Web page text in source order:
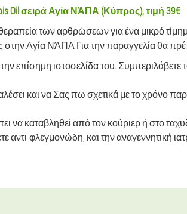
Oil σειρά Αγία ΝΆΠΑ (Κύπρος), τιμή 39€
των αρθρώσεων για ένα μικρό
στην Αγία ΝΆΠΑ Για την παραγγελία θα
επίσημη ιστοσελίδα του. Συμπεριλάβετε
και να Σας πω σχετικά με το χρόνο
να καταβληθεί από τον κούριερ ή στο
φλεγμονώδη, και την αναγεννητική